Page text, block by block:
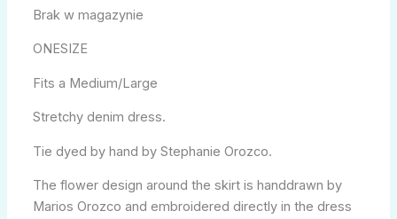
Brak w magazynie
ONESIZE
Fits a Medium/Large
Stretchy denim dress.
Tie dyed by hand by Stephanie Orozco.
The flower design around the skirt is handdrawn by
Marios Orozco and embroidered directly in the dress